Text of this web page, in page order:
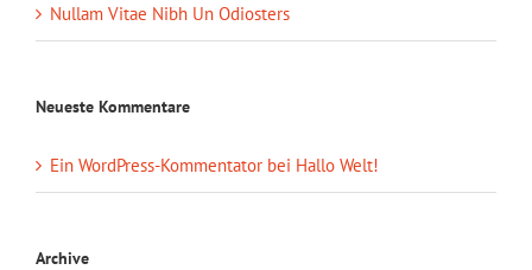
Nullam Vitae Nibh Un Odiosters
Neueste Kommentare
Ein WordPress-Kommentator bei Hallo Welt!
Archive